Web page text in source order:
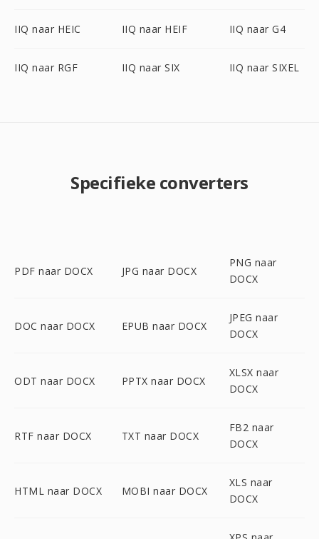
IIQ naar HEIC IIQ naar HEIF IIQ naar G4
IIQ naar RGF IIQ naar SIX IIQ naar SIXEL
Specifieke converters
PDF naar DOCX JPG naar DOCX
PNG naar
DOCX
DOC naar DOCX EPUB naar DOCX
JPEG naar
DOCX
ODT naar DOCX PPTX naar DOCX
XLSX naar
DOCX
RTF naar DOCX TXT naar DOCX
FB2 naar
DOCX
HTML naar DOCX MOBI naar DOCX
XLS naar
DOCX